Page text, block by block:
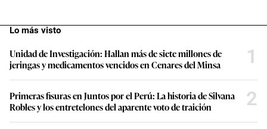
Lo más visto
Unidad de Investigación: Hallan más de siete millones de
jeringas y medicamentos vencidos en Cenares del Minsa
1
Primeras fisuras en Juntos por el Perú: La historia de Silvana
Robles y los entretelones del aparente voto de traición
2